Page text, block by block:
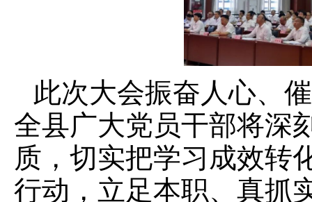
此次大会振奋人心、
全县广大党员干部将深
质，切实把学习成效转
行动，立足本职、真抓